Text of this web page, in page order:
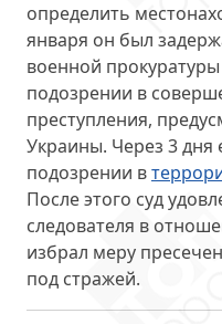
определить
января он был
военной прокуратуры
подозрении в
преступления,
Украины. Через 3 дня
подозрении в
После этого суд
следователя в
избрал меру
под стражей.